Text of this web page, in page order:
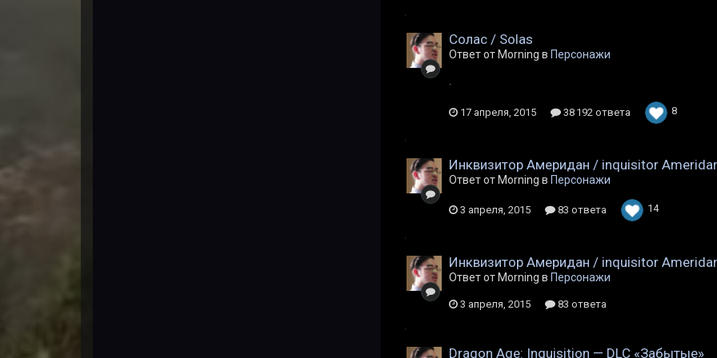
Солас / Solas
Ответ от Morning в Персонажи
17 апреля, 2015 38 192 ответа 8
Инквизитор Америдан / inquisitor
Ответ от Morning в Персонажи
3 апреля, 2015 83 ответа 14
Инквизитор Америдан / inquisitor
Ответ от Morning в Персонажи
3 апреля, 2015 83 ответа
Dragon Age: Inquisition — DLC «Забытые»